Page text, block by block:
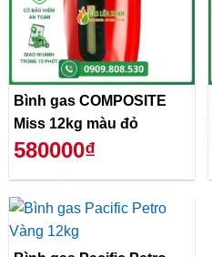
Bình gas COMPOSITE
Miss 12kg màu đỏ
580000₫